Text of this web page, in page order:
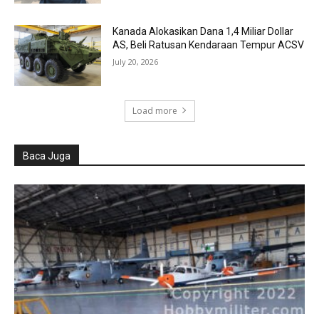
Kanada Alokasikan Dana 1,4 Miliar Dollar
AS, Beli Ratusan Kendaraan Tempur ACSV
July 20, 2026
Load more
Baca Juga